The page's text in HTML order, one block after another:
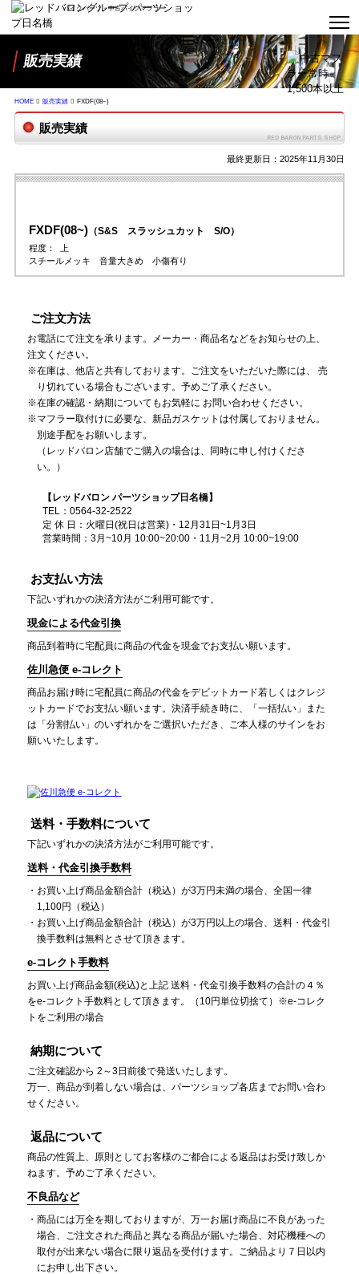
バイクパーツ・中古バイクマフラー
販売実績
HOME 販売実績 FXDF(08~)
販売実績
最終更新日：2025年11月30日
FXDF(08~) （S&S スラッシュカット S/O）
程度：
上
スチールメッキ 音量大きめ 小傷有り
ご注文方法
お電話にて注文を承ります。メーカー・商品名などをお知らせの上、
注文ください。
在庫は、他店と共有しております。ご注文をいただいた際には、 売
り切れている場合もございます。予めご了承ください。
在庫の確認・納期についてもお気軽に お問い合わせください。
マフラー取付けに必要な、新品ガスケットは付属しておりません。
別途手配をお願いします。
（レッドバロン店舗でご購入の場合は、同時に申し付けくださ
い。）
【レッドバロン パーツショップ日名橋】
TEL：0564-32-2522
定 休 日：火曜日(祝日は営業)・12月31日~1月3日
営業時間：3月~10月 10:00~20:00・11月~2月 10:00~19:00
お支払い方法
下記いずれかの決済方法がご利用可能です。
現金による代金引換
商品到着時に宅配員に商品の代金を現金でお支払い願います。
佐川急便 e-コレクト
商品お届け時に宅配員に商品の代金をデビットカード若しくはクレジ
ットカードでお支払い願います。決済手続き時に、「一括払い」また
は「分割払い」のいずれかをご選択いただき、ご本人様のサインをお
願いいたします。
送料・手数料について
下記いずれかの決済方法がご利用可能です。
送料・代金引換手数料
お買い上げ商品金額合計（税込）が3万円未満の場合、全国一律
1,100円（税込）
お買い上げ商品金額合計（税込）が3万円以上の場合、送料・代金引
換手数料は無料とさせて頂きます。
e-コレクト手数料
お買い上げ商品金額(税込)と上記 送料・代金引換手数料の合計の４％
をe-コレクト手数料として頂きます。（10円単位切捨て）※e-コレク
トをご利用の場合
納期について
ご注文確認から 2～3日前後で発送いたします。
万一、商品が到着しない場合は、パーツショップ各店までお問い合わ
せください。
返品について
商品の性質上、原則としてお客様のご都合による返品はお受け致しか
ねます。予めご了承ください。
不良品など
商品には万全を期しておりますが、万一お届け商品に不良があった
場合、ご注文された商品と異なる商品が届いた場合、対応機種への
取付が出来ない場合に限り返品を受付けます。ご納品より７日以内
にお申し出下さい。